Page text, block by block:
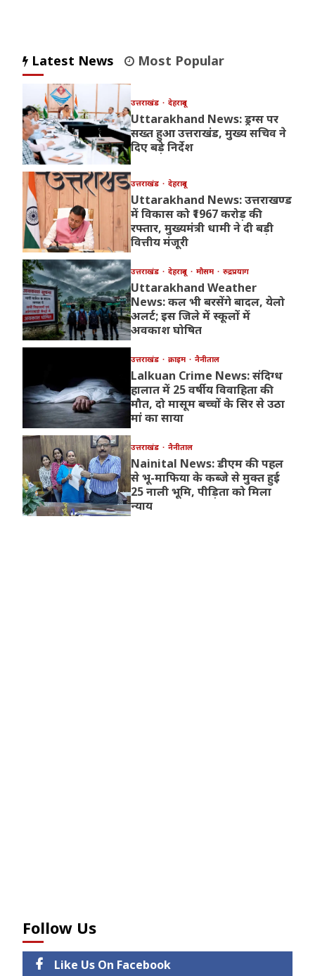
Latest News Most Popular
उत्तराखंड देहरादून
Uttarakhand News: ड्रग्स पर
सख्त हुआ उत्तराखंड, मुख्य सचिव ने
दिए बड़े निर्देश
उत्तराखंड देहरादून
Uttarakhand News: उत्तराखण्ड
में विकास को ₹1967 करोड़ की
रफ्तार, मुख्यमंत्री धामी ने दी बड़ी
वित्तीय मंजूरी
उत्तराखंड देहरादून मौसम रुद्रप्रयाग
Uttarakhand Weather
News: कल भी बरसेंगे बादल, येलो
अलर्ट; इस जिले में स्कूलों में
अवकाश घोषित
उत्तराखंड क्राइम नैनीताल
Lalkuan Crime News: संदिग्ध
हालात में 25 वर्षीय विवाहिता की
मौत, दो मासूम बच्चों के सिर से उठा
मां का साया
उत्तराखंड नैनीताल
Nainital News: डीएम की पहल
से भू-माफिया के कब्जे से मुक्त हुई
25 नाली भूमि, पीड़िता को मिला
न्याय
Follow Us
Like Us On Facebook